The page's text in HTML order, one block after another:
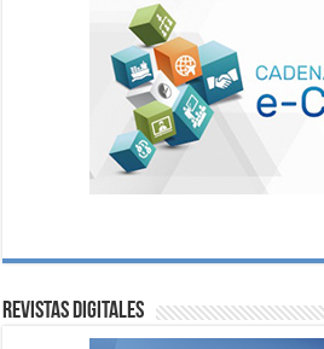
Revistas digitales